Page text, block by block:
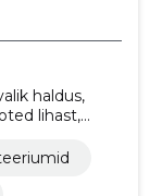
haldus,
lihast,